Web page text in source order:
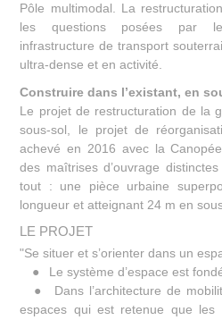
Pôle multimodal. La
les questions posées par
infrastructure de transport
ultra-dense et en activité.
Construire dans l’existant, en
Le projet de restructuration de la
sous-sol, le projet de
achevé en 2016 avec la
des maîtrises d’ouvrage
tout : une pièce urbaine
longueur et atteignant 24 m en
LE PROJET
"Se situer et s’orienter dans un
● Le système d’espace est
● Dans l’architecture de
espaces qui est retenue que les